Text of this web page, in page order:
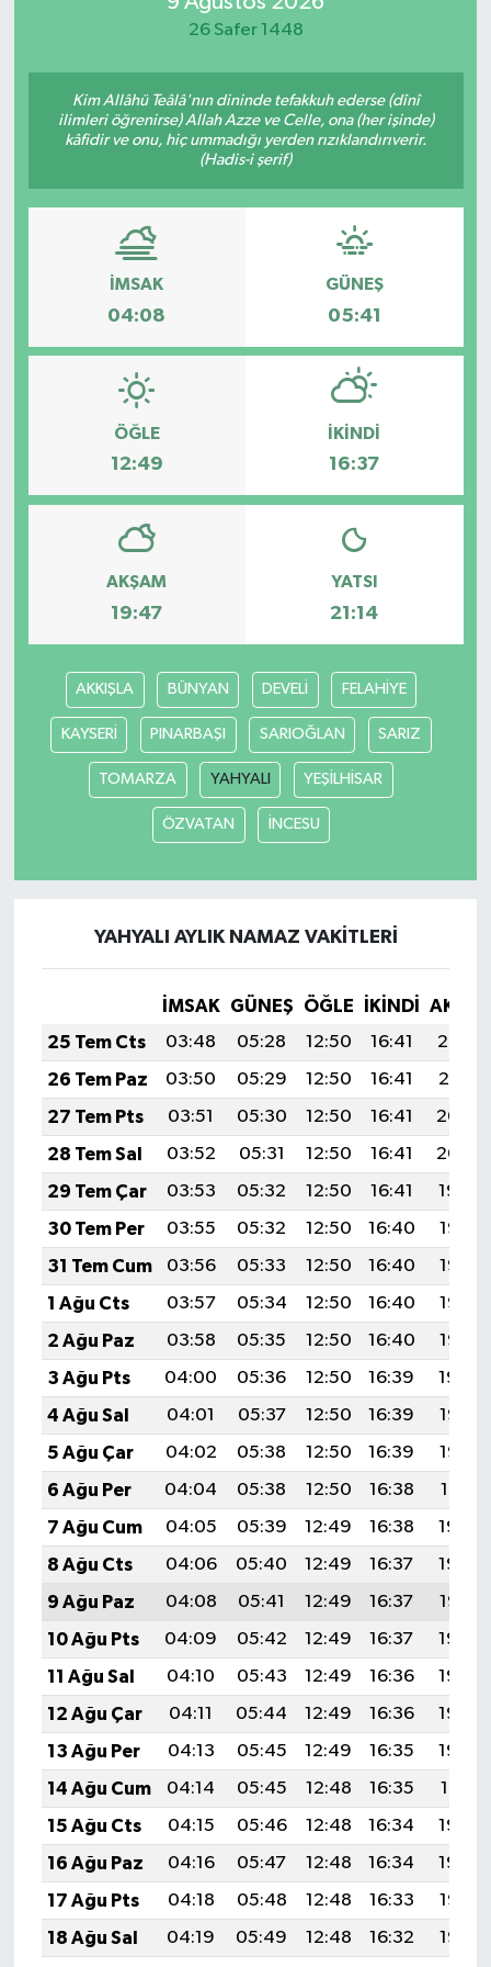
26 Safer 1448
Kim Allâhü Teâlâ'nın dininde tefakkuh ederse (dînî
ilimleri öğrenirse) Allah Azze ve Celle, ona (her işinde)
kâfidir ve onu, hiç ummadığı yerden rızıklandırıverir.
(Hadis-i şerif)
İMSAK
04:08
GÜNEŞ
05:41
ÖĞLE
12:49
İKINDI
16:37
AKŞAM
19:47
YATSI
21:14
AKKIŞLA BÜNYAN DEVELİ FELAHİYE
KAYSERİ PINARBAŞI SARIOĞLAN SARIZ
TOMARZA YAHYALI YEŞİLHİSAR
ÖZVATAN İNCESU
YAHYALI AYLIK NAMAZ VAKITLERI
İMSAK GÜNEŞ ÖĞLE İKINDI
25 Tem Cts
03:48 05:28 12:50 16:41
20:02
26 Tem Paz
03:50 05:29 12:50 16:41
20:01
27 Tem Pts
03:51 05:30 12:50 16:41
20:00
28 Tem Sal
03:52 05:31 12:50 16:41
20:00
29 Tem Çar
03:53 05:32 12:50 16:41
19:59
30 Tem Per
03:55 05:32 12:50 16:40
19:58
31 Tem Cum
03:56 05:33 12:50 16:40
19:57
1 Ağu Cts
03:57 05:34 12:50 16:40
19:56
2 Ağu Paz
03:58 05:35 12:50 16:40
19:55
3 Ağu Pts
04:00 05:36 12:50 16:39
19:54
4 Ağu Sal
04:01 05:37 12:50 16:39
19:53
5 Ağu Çar
04:02 05:38 12:50 16:39
19:52
6 Ağu Per
04:04 05:38 12:50 16:38
19:51
7 Ağu Cum
04:05 05:39 12:49 16:38
19:50
8 Ağu Cts
04:06 05:40 12:49 16:37
19:49
9 Ağu Paz
04:08 05:41 12:49 16:37
19:47
10 Ağu Pts
04:09 05:42 12:49 16:37
19:46
11 Ağu Sal
04:10 05:43 12:49 16:36
19:45
12 Ağu Çar
04:11 05:44 12:49 16:36
19:44
13 Ağu Per
04:13 05:45 12:49 16:35
19:43
14 Ağu Cum
04:14 05:45 12:48 16:35
19:41
15 Ağu Cts
04:15 05:46 12:48 16:34
19:40
16 Ağu Paz
04:16 05:47 12:48 16:34
19:39
17 Ağu Pts
04:18 05:48 12:48 16:33
19:38
18 Ağu Sal
04:19 05:49 12:48 16:32
19:36
Özel
Resmi İlanlar
Sağlık
Siyaset
Yerel Yönetimler